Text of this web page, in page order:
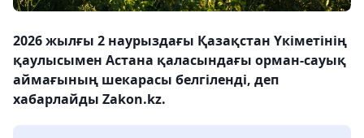
2026 жылғы 2 наурыздағы Қазақстан Үкіметінің
қаулысымен Астана қаласындағы орман-сауық
аймағының шекарасы белгіленді, деп
хабарлайды Zakon.kz.